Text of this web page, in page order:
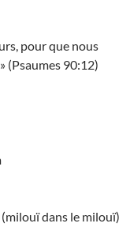
pour que nous
(Psaumes 90:12)
dans le milouï)